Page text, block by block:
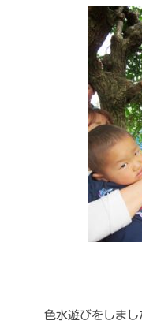
色水遊びをしまし